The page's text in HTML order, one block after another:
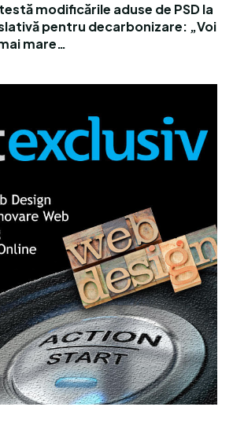
modificările aduse de PSD la
pentru decarbonizare: „Voi
mare…